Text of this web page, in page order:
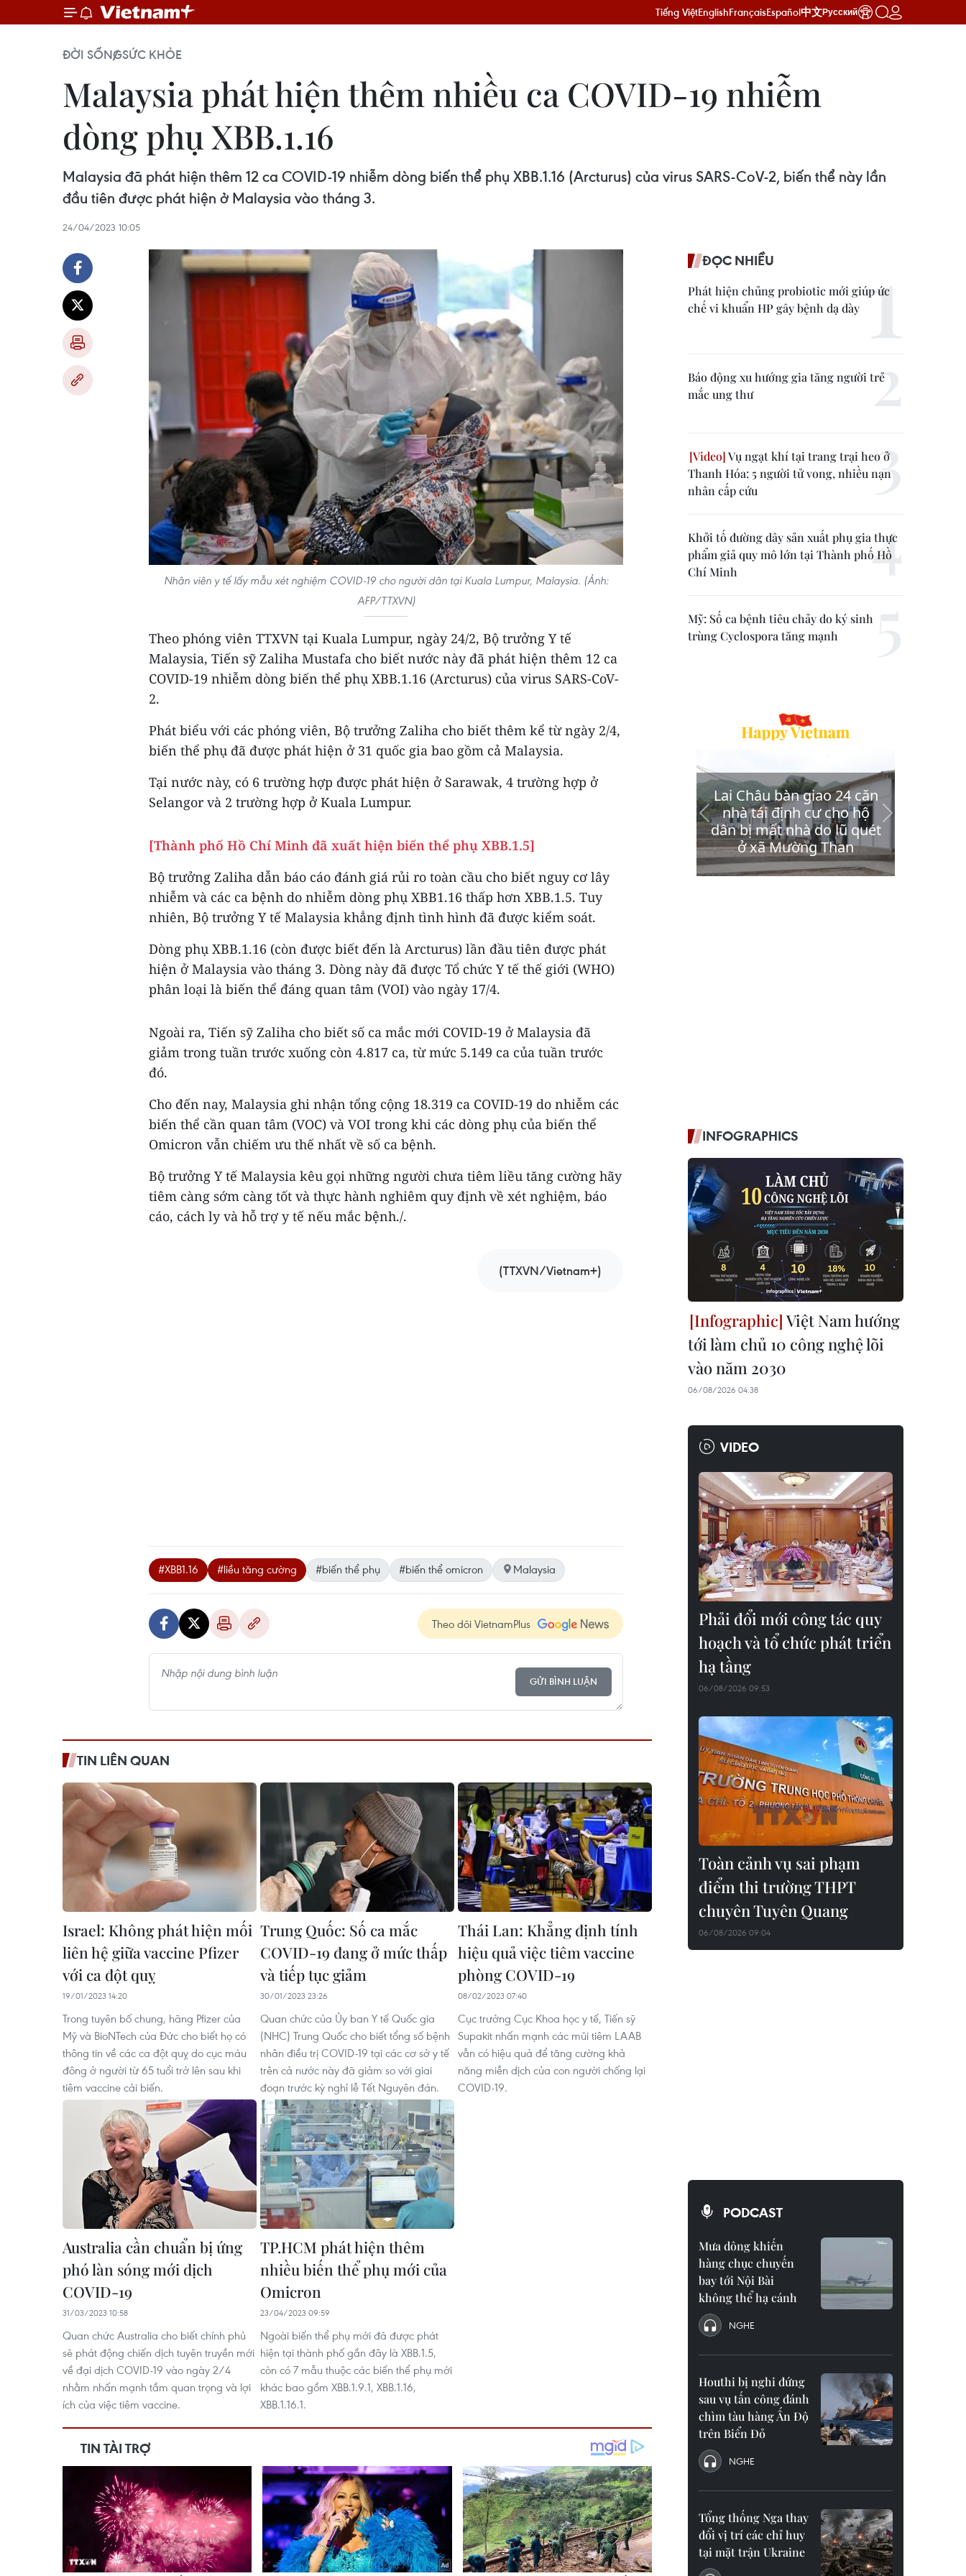
Tiếng ViệtEnglishFrançaisEspañol中文Русский
ĐỜI SỐNGSỨC KHỎE
Malaysia phát hiện thêm nhiều ca COVID-19 nhiễm
dòng phụ XBB.1.16
Malaysia đã phát hiện thêm 12 ca COVID-19 nhiễm dòng biến thể phụ XBB.1.16 (Arcturus) của virus SARS-CoV-2, biến thể này lần
đầu tiên được phát hiện ở Malaysia vào tháng 3.
24/04/2023 10:05
Nhân viên y tế lấy mẫu xét nghiệm COVID-19 cho người dân tại Kuala Lumpur, Malaysia. (Ảnh:
AFP/TTXVN)
Theo phóng viên TTXVN tại Kuala Lumpur, ngày 24/2, Bộ trưởng Y tế
Malaysia, Tiến sỹ Zaliha Mustafa cho biết nước này đã phát hiện thêm 12 ca
COVID-19 nhiễm dòng biến thể phụ XBB.1.16 (Arcturus) của virus SARS-CoV-
2.
Phát biểu với các phóng viên, Bộ trưởng Zaliha cho biết thêm kể từ ngày 2/4,
biến thể phụ đã được phát hiện ở 31 quốc gia bao gồm cả Malaysia.
Tại nước này, có 6 trường hợp được phát hiện ở Sarawak, 4 trường hợp ở
Selangor và 2 trường hợp ở Kuala Lumpur.
[Thành phố Hồ Chí Minh đã xuất hiện biến thể phụ XBB.1.5]
Bộ trưởng Zaliha dẫn báo cáo đánh giá rủi ro toàn cầu cho biết nguy cơ lây
nhiễm và các ca bệnh do nhiễm dòng phụ XBB1.16 thấp hơn XBB.1.5. Tuy
nhiên, Bộ trưởng Y tế Malaysia khẳng định tình hình đã được kiểm soát.
Dòng phụ XBB.1.16 (còn được biết đến là Arcturus) lần đầu tiên được phát
hiện ở Malaysia vào tháng 3. Dòng này đã được Tổ chức Y tế thế giới (WHO)
phân loại là biến thể đáng quan tâm (VOI) vào ngày 17/4.
Ngoài ra, Tiến sỹ Zaliha cho biết số ca mắc mới COVID-19 ở Malaysia đã
giảm trong tuần trước xuống còn 4.817 ca, từ mức 5.149 ca của tuần trước
đó.
Cho đến nay, Malaysia ghi nhận tổng cộng 18.319 ca COVID-19 do nhiễm các
biến thể cần quan tâm (VOC) và VOI trong khi các dòng phụ của biến thể
Omicron vẫn chiếm ưu thế nhất về số ca bệnh.
Bộ trưởng Y tế Malaysia kêu gọi những người chưa tiêm liều tăng cường hãy
tiêm càng sớm càng tốt và thực hành nghiêm quy định về xét nghiệm, báo
cáo, cách ly và hỗ trợ y tế nếu mắc bệnh./.
(TTXVN/Vietnam+)
#XBB1.16 #liều tăng cường #biến thể phụ #biến thể omicron Malaysia
Theo dõi VietnamPlus
GỬI BÌNH LUẬN
TIN LIÊN QUAN
Israel: Không phát hiện mối
liên hệ giữa vaccine Pfizer
với ca đột quỵ
19/01/2023 14:20
Trong tuyên bố chung, hãng Pfizer của
Mỹ và BioNTech của Đức cho biết họ có
thông tin về các ca đột quỵ do cục máu
đông ở người từ 65 tuổi trở lên sau khi
tiêm vaccine cải biến.
Trung Quốc: Số ca mắc
COVID-19 đang ở mức thấp
và tiếp tục giảm
30/01/2023 23:26
Quan chức của Ủy ban Y tế Quốc gia
(NHC) Trung Quốc cho biết tổng số bệnh
nhân điều trị COVID-19 tại các cơ sở y tế
trên cả nước này đã giảm so với giai
đoạn trước kỳ nghỉ lễ Tết Nguyên đán.
Thái Lan: Khẳng định tính
hiệu quả việc tiêm vaccine
phòng COVID-19
08/02/2023 07:40
Cục trưởng Cục Khoa học y tế, Tiến sỹ
Supakit nhấn mạnh các mũi tiêm LAAB
vẫn có hiệu quả để tăng cường khả
năng miễn dịch của con người chống lại
COVID-19.
Australia cần chuẩn bị ứng
phó làn sóng mới dịch
COVID-19
31/03/2023 10:58
Quan chức Australia cho biết chính phủ
sẽ phát động chiến dịch tuyên truyền mới
về đại dịch COVID-19 vào ngày 2/4
nhằm nhấn mạnh tầm quan trọng và lợi
ích của việc tiêm vaccine.
TP.HCM phát hiện thêm
nhiều biến thể phụ mới của
Omicron
23/04/2023 09:59
Ngoài biến thể phụ mới đã được phát
hiện tại thành phố gần đây là XBB.1.5,
còn có 7 mẫu thuộc các biến thể phụ mới
khác bao gồm XBB.1.9.1, XBB.1.16,
XBB.1.16.1.
ĐỌC NHIỀU
Phát hiện chủng probiotic mới giúp ức
chế vi khuẩn HP gây bệnh dạ dày
Báo động xu hướng gia tăng người trẻ
mắc ung thư
Vụ ngạt khí tại trang trại heo ở
Thanh Hóa: 5 người tử vong, nhiều nạn
nhân cấp cứu
Khởi tố đường dây sản xuất phụ gia thực
phẩm giả quy mô lớn tại Thành phố Hồ
Chí Minh
Mỹ: Số ca bệnh tiêu chảy do ký sinh
trùng Cyclospora tăng mạnh
INFOGRAPHICS
Việt Nam hướng
tới làm chủ 10 công nghệ lõi
vào năm 2030
06/08/2026 04:38
VIDEO
Phải đổi mới công tác quy
hoạch và tổ chức phát triển
hạ tầng
06/08/2026 09:53
Toàn cảnh vụ sai phạm
điểm thi trường THPT
chuyên Tuyên Quang
06/08/2026 09:04
PODCAST
Mưa dông khiến
hàng chục chuyến
bay tới Nội Bài
không thể hạ cánh
NGHE
Houthi bị nghi đứng
sau vụ tấn công đánh
chìm tàu hàng Ấn Độ
trên Biển Đỏ
NGHE
Tổng thống Nga thay
đổi vị trí các chỉ huy
tại mặt trận Ukraine